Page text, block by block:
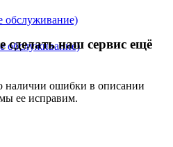
обслуживание)
обслуживание)
сделать наш сервис ещё
ошибки в описании
ее исправим.